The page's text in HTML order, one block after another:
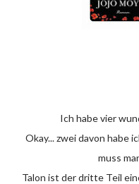
Ich habe vier
Okay... zwei davon habe ich als Hörbuch gehört, aber auch da
muss
Talon ist der dritte Teil einer Reihe und ich liebe die Reihe! Ich